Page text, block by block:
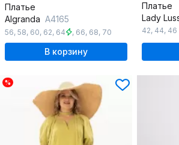
Платье
Algranda А4165
56, 58, 60, 62, 64 , 66, 68, 70
В корзину
Платье
Lady
42, 44, 46
%